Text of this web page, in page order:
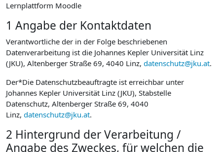
Lernplattform Moodle
1 Angabe der Kontaktdaten
Verantwortliche der in der Folge beschriebenen
Datenverarbeitung ist die Johannes Kepler Universität Linz
(JKU), Altenberger Straße 69, 4040 Linz, datenschutz@jku.at.
Der*Die Datenschutzbeauftragte ist erreichbar unter
Johannes Kepler Universität Linz (JKU), Stabstelle
Datenschutz, Altenberger Straße 69, 4040
Linz, datenschutz@jku.at.
2 Hintergrund der Verarbeitung /
Angabe des Zweckes, für welchen die